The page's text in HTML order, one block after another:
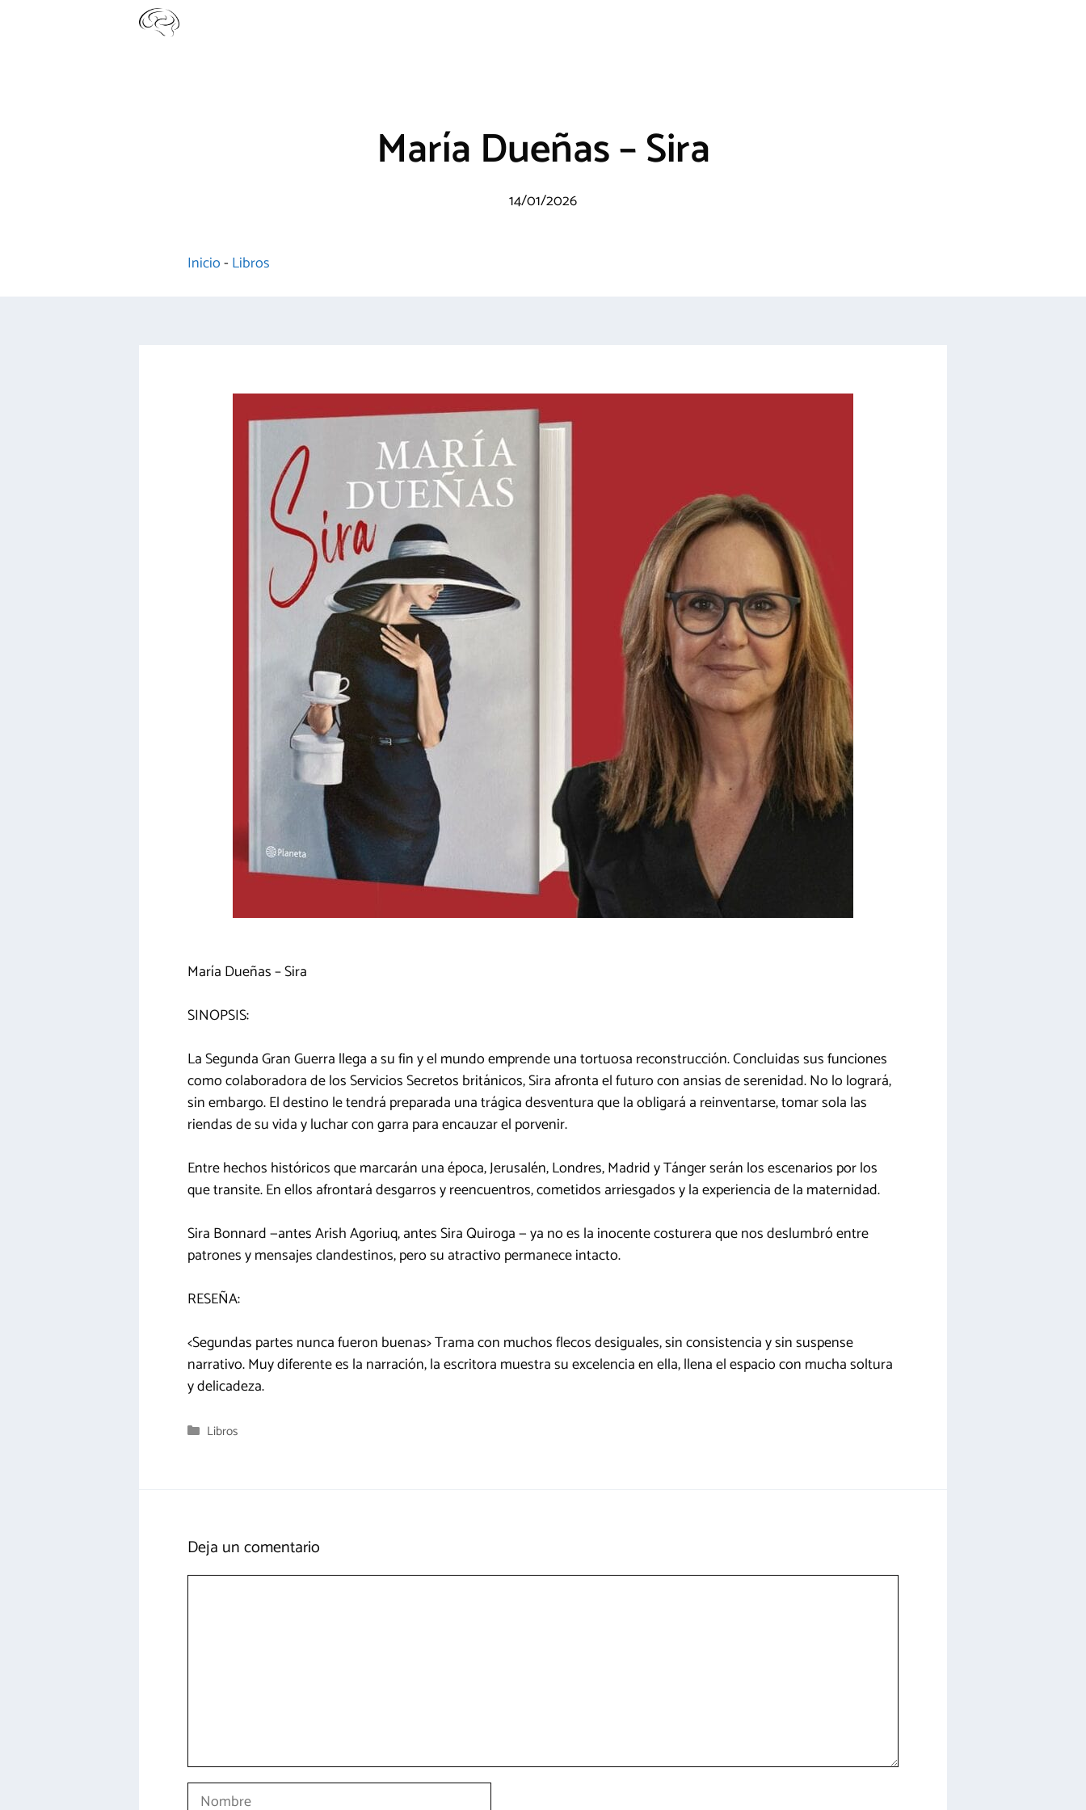
María Dueñas – Sira
14/01/2026
Inicio-Libros
María Dueñas – Sira
SINOPSIS:
La Segunda Gran Guerra llega a su fin y el mundo emprende una tortuosa reconstrucción. Concluidas sus funciones
como colaboradora de los Servicios Secretos británicos, Sira afronta el futuro con ansias de serenidad. No lo logrará,
sin embargo. El destino le tendrá preparada una trágica desventura que la obligará a reinventarse, tomar sola las
riendas de su vida y luchar con garra para encauzar el porvenir.
Entre hechos históricos que marcarán una época, Jerusalén, Londres, Madrid y Tánger serán los escenarios por los
que transite. En ellos afrontará desgarros y reencuentros, cometidos arriesgados y la experiencia de la maternidad.
Sira Bonnard —antes Arish Agoriuq, antes Sira Quiroga — ya no es la inocente costurera que nos deslumbró entre
patrones y mensajes clandestinos, pero su atractivo permanece intacto.
RESEÑA:
<Segundas partes nunca fueron buenas> Trama con muchos flecos desiguales, sin consistencia y sin suspense
narrativo. Muy diferente es la narración, la escritora muestra su excelencia en ella, llena el espacio con mucha soltura
y delicadeza.
Categorías
Libros
Deja un comentario
Nombre